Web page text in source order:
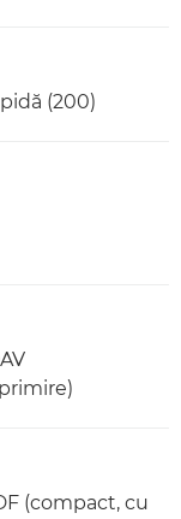
(200)
(compact, cu